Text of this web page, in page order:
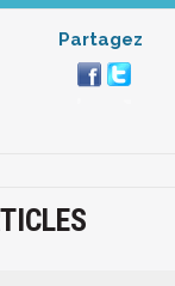
Partagez